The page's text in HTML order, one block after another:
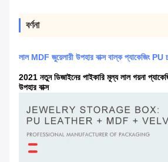
বর্ণনা
লাল MDF জুয়েলারী উপহার বাক্স বাল্ক প্যাকেজিং PU
2021 নতুন ডিজাইনের পাইকারি মূল্য লাল গয়না
উপহার বাক্স